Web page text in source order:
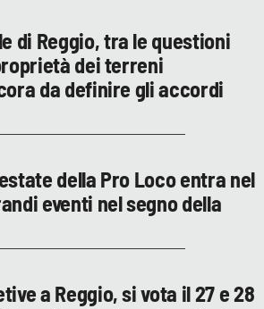
di Reggio, tra le questioni
dei terreni
da definire gli accordi
della Pro Loco entra nel
eventi nel segno della
a Reggio, si vota il 27 e 28